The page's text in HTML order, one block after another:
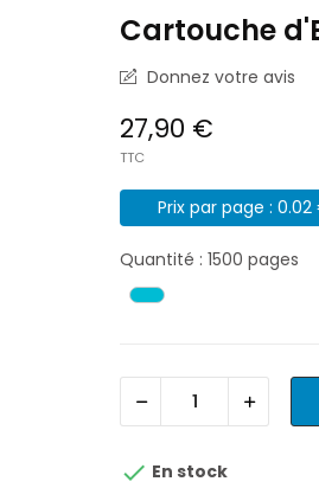
Cartouche
Donnez votre avis
27,90 €
TTC
Prix par page : 0.02
Quantité : 1500 pages
 En stock